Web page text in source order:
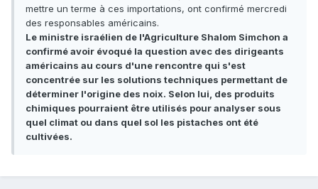
mettre un terme à ces importations, ont confirmé mercredi
des responsables américains.
Le ministre israélien de l'Agriculture Shalom Simchon a
confirmé avoir évoqué la question avec des dirigeants
américains au cours d'une rencontre qui s'est
concentrée sur les solutions techniques permettant de
déterminer l'origine des noix. Selon lui, des produits
chimiques pourraient être utilisés pour analyser sous
quel climat ou dans quel sol les pistaches ont été
cultivées.